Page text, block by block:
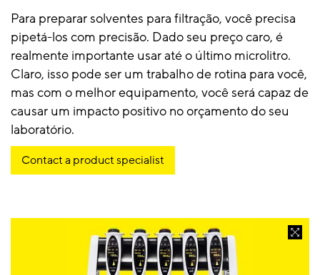
Para preparar solventes para filtração, você precisa
pipetá-los com precisão. Dado seu preço caro, é
realmente importante usar até o último microlitro.
Claro, isso pode ser um trabalho de rotina para você,
mas com o melhor equipamento, você será capaz de
causar um impacto positivo no orçamento do seu
laboratório.
Contact a product specialist